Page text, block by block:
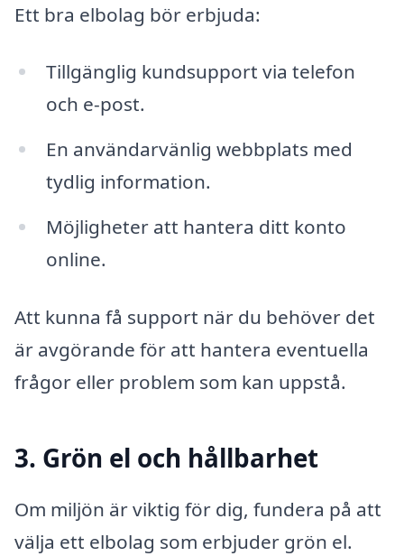
Ett bra elbolag bör erbjuda:
Tillgänglig kundsupport via telefon
och e-post.
En användarvänlig webbplats med
tydlig information.
Möjligheter att hantera ditt konto
online.
Att kunna få support när du behöver det
är avgörande för att hantera eventuella
frågor eller problem som kan uppstå.
3. Grön el och hållbarhet
Om miljön är viktig för dig, fundera på att
välja ett elbolag som erbjuder grön el.